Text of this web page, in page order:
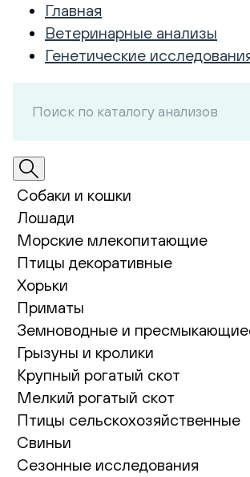
Главная
Ветеринарные анализы
Генетические
Собаки и кошки
Лошади
Морские млекопитающие
Птицы декоративные
Хорьки
Приматы
Земноводные и
Грызуны и кролики
Крупный рогатый скот
Мелкий рогатый скот
Птицы сельскохозяйственные
Свиньи
Сезонные исследования